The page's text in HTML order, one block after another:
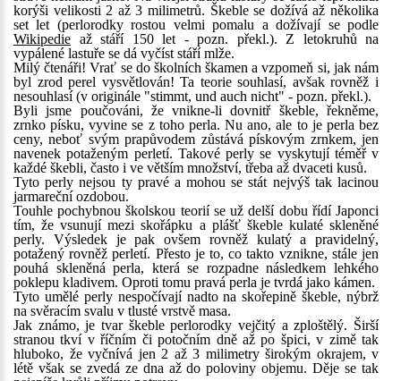
korýši velikosti 2 až 3 milimetrů. Škeble se dožívá až několika
set let (perlorodky rostou velmi pomalu a dožívají se podle
Wikipedie až stáří 150 let - pozn. překl.). Z letokruhů na
vypálené lastuře se dá vyčíst stáří mlže.
Milý čtenáři! Vrať se do školních škamen a vzpomeň si, jak nám
byl zrod perel vysvětlován! Ta teorie souhlasí, avšak rovněž i
nesouhlasí (v originále "stimmt, und auch nicht" - pozn. překl.).
Byli jsme poučováni, že vnikne-li dovnitř škeble, řekněme,
zrnko písku, vyvine se z toho perla. Nu ano, ale to je perla bez
ceny, neboť svým prapůvodem zůstává pískovým zrnkem, jen
navenek potaženým perletí. Takové perly se vyskytují téměř v
každé škebli, často i ve větším množství, třeba až dvaceti kusů.
Tyto perly nejsou ty pravé a mohou se stát nejvýš tak lacinou
jarmareční ozdobou.
Touhle pochybnou školskou teorií se už delší dobu řídí Japonci
tím, že vsunují mezi skořápku a plášť škeble kulaté skleněné
perly. Výsledek je pak ovšem rovněž kulatý a pravidelný,
potažený rovněž perletí. Přesto je to, co takto vznikne, stále jen
pouhá skleněná perla, která se rozpadne následkem lehkého
poklepu kladivem. Oproti tomu pravá perla je tvrdá jako kámen.
Tyto umělé perly nespočívají nadto na skořepině škeble, nýbrž
na svěracím svalu v tlusté vrstvě masa.
Jak známo, je tvar škeble perlorodky vejčitý a zploštělý. Širší
stranou tkví v říčním či potočním dně až po špici, v zimě tak
hluboko, že vyčnívá jen 2 až 3 milimetry širokým okrajem, v
létě však se zvedá ze dna až do poloviny objemu. Děje se tak